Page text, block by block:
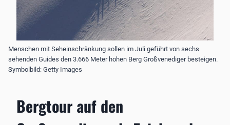
Menschen mit Seheinschränkung sollen im Juli geführt von sechs
sehenden Guides den 3.666 Meter hohen Berg Großvenediger besteigen.
Symbolbild: Getty Images
Bergtour auf den